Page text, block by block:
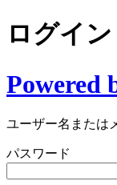
ログイン
Powered
ユーザー名または
パスワード